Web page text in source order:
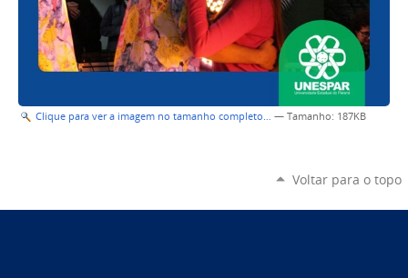
Clique para ver a imagem no tamanho completo… — Tamanho: 187KB
Voltar para o topo